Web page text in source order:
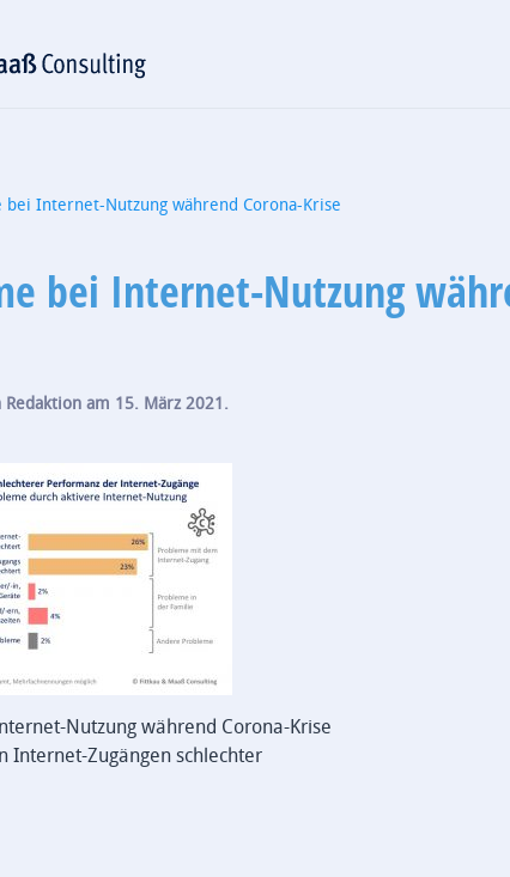
bei Internet-Nutzung während Corona-Krise
bei Internet-Nutzung
Redaktion am 15. März 2021 .
Nutzung während Corona-Krise
Internet-Zugängen schlechter